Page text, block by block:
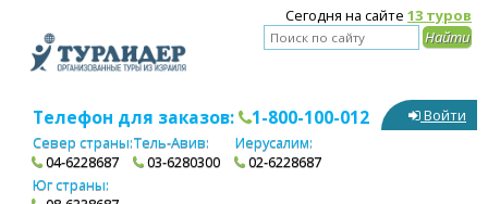
Сегодня на сайте 13 туров
Телефон для заказов: 1-800-100-012
Север страны:
04-6228687
Тель-Авив:
03-6280300
Иерусалим:
02-6228687
Юг страны:
Войти